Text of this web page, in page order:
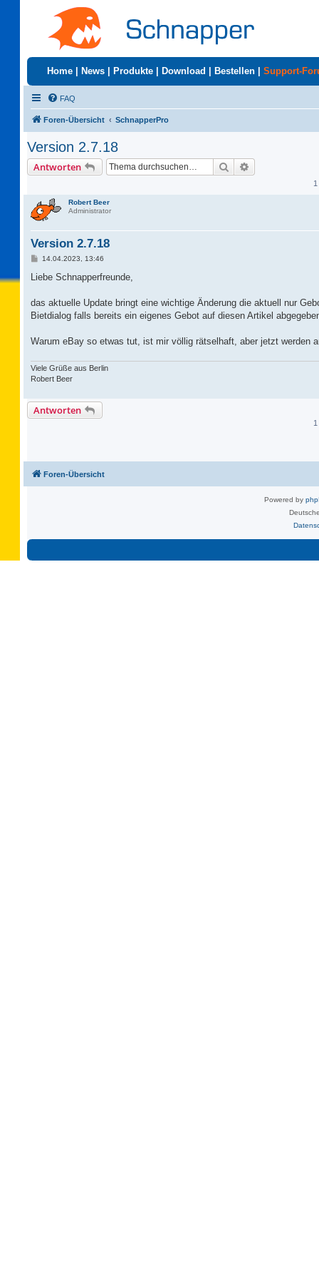
Home News Produkte Download Bestellen Support-
FAQ
Foren-Übersicht SchnapperPro
Version 2.7.18
Antworten Suche
Robert Beer
Administrator
Version 2.7.18
B
i
a
14.04.2023, 13:46
Liebe Schnapperfreunde,
das aktuelle Update bringt eine wichtige Änderung die aktuell nur
Bietdialog falls bereits ein eigenes Gebot auf diesen Artikel
Warum eBay so etwas tut, ist mir völlig rätselhaft, aber jetzt werden
Viele Grüße aus Berlin
Robert Beer
Antworten
Foren-Übersicht
Powered by